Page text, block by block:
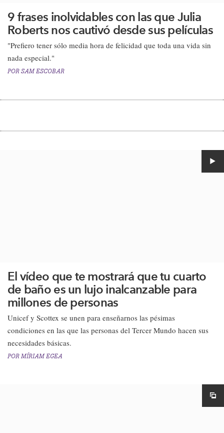
9 frases inolvidables con las que Julia
Roberts nos cautivó desde sus películas
"Prefiero tener sólo media hora de felicidad que toda una vida sin
nada especial."
POR SAM ESCOBAR
El vídeo que te mostrará que tu cuarto
de baño es un lujo inalcanzable para
millones de personas
Unicef y Scottex​ se unen para enseñarnos las pésimas
condiciones en las que las personas del Tercer Mundo hacen sus
necesidades básicas.
POR MÍRIAM EGEA